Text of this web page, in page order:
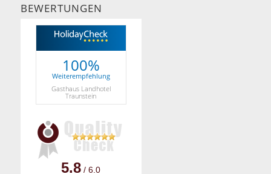
BEWERTUNGEN
100%
Weiterempfehlung
Gasthaus Landhotel
Traunstein
5.8 / 6.0